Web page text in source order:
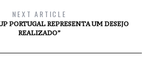
NEXT ARTICLE
PORTUGAL REPRESENTA UM DESEJO
REALIZADO”